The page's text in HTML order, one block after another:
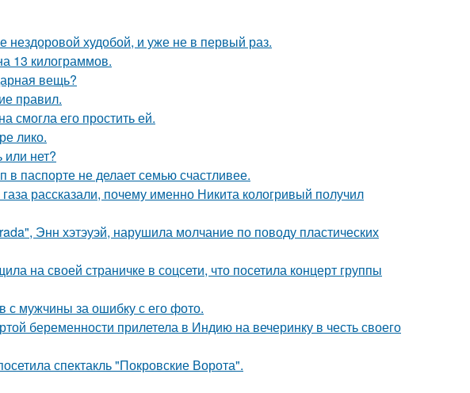
худобой, и уже не в первый раз.
13 килограммов.
вещь?
правил.
смогла его простить ей.
лико.
нет?
паспорте не делает семью счастливее.
рассказали, почему именно Никита кологривый получил
Энн хэтэуэй, нарушила молчание по поводу пластических
на своей страничке в соцсети, что посетила концерт группы
с мужчины за ошибку с его фото.
беременности прилетела в Индию на вечеринку в честь своего
спектакль "Покровские Ворота".